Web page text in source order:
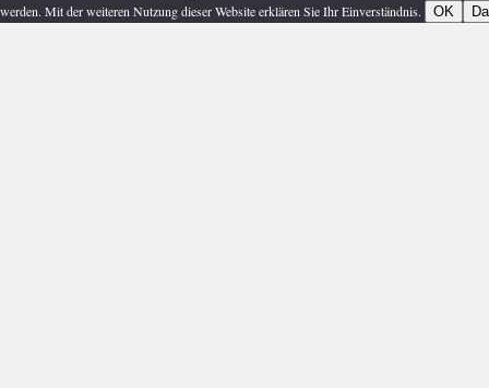
werden. Mit der weiteren Nutzung dieser Website erklären Sie Ihr Einverständnis.
OK